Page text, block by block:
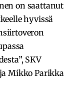
on saattanut
hyvissä
SKV
Mikko Parikka